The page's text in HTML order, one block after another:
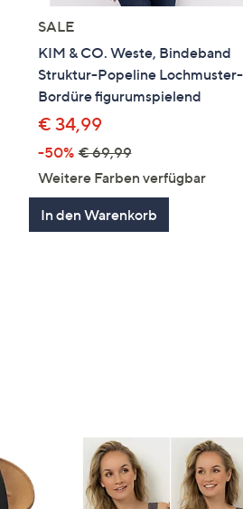
SALE
KIM & CO. Weste, Bindeband
Struktur-Popeline Lochmuster-
Bordüre figurumspielend
€ 34,99
-50% € 69,99
Weitere Farben verfügbar
In den Warenkorb